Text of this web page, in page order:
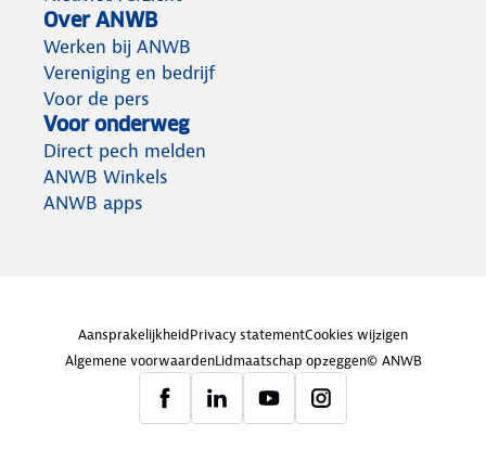
Over ANWB
Werken bij ANWB
Vereniging en bedrijf
Voor de pers
Voor onderweg
Direct pech melden
ANWB Winkels
ANWB apps
AansprakelijkheidPrivacy statementCookies wijzigen
Algemene voorwaardenLidmaatschap opzeggen© ANWB